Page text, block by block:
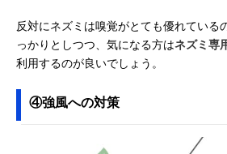
反対にネズミは嗅覚がとても優れてい
っかりとしつつ、気になる方はネズミ専
利用するのが良いでしょう。
④強風への対策